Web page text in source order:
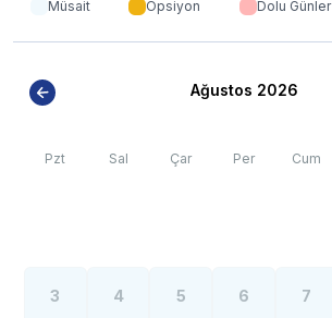
Müsait Opsiyon Dolu Günler
Ağustos 2026
Pzt Sal Çar Per Cum
3 4 5 6 7